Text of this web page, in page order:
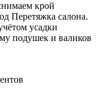
крой
Перетяжка салона.
усадки
подушек и валиков